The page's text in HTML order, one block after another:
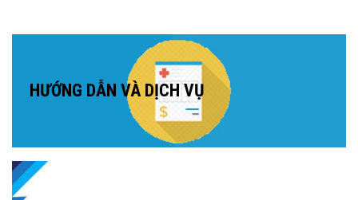
HƯỚNG DẪN VÀ DỊCH VỤ